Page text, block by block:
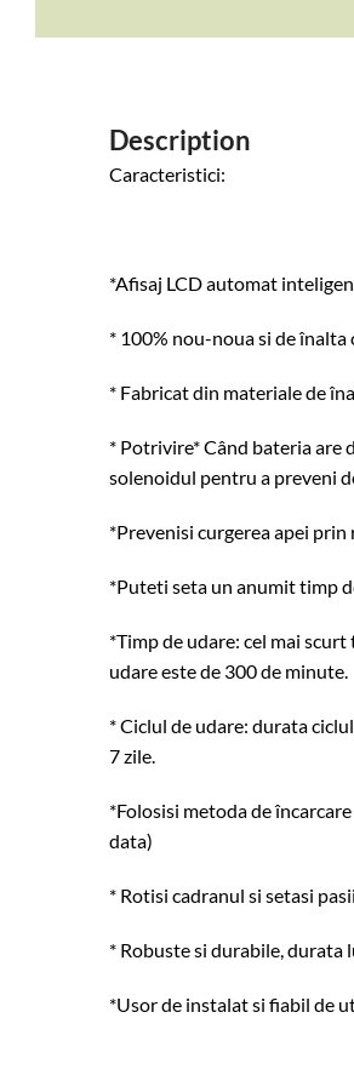
Description
Caracteristici:
*Afisaj LCD automat
* 100% nou-noua si de înalta
* Fabricat din materiale de
* Potrivire* Când bateria are
solenoidul pentru a preveni
*Prevenisi curgerea apei prin
*Puteti seta un anumit timp
*Timp de udare: cel mai
udare este de 300 de minute.
* Ciclul de udare: durata
7 zile.
*Folosisi metoda de
data)
* Rotisi cadranul si setasi
* Robuste si durabile, durata
*Usor de instalat si fiabil de